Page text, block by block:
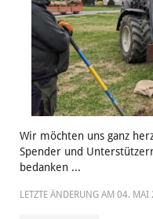
Wir möchten uns ganz
Spender und
bedanken ...
LETZTE ÄNDERUNG AM 04. MAI